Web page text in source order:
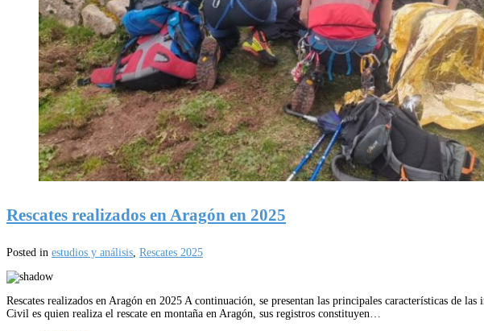
Rescates realizados en Aragón en 2025
Posted in estudios y análisis, Rescates 2025
Rescates realizados en Aragón en 2025 A continuación, se presentan las principales características de
Civil es quien realiza el rescate en montaña en Aragón, sus registros constituyen…